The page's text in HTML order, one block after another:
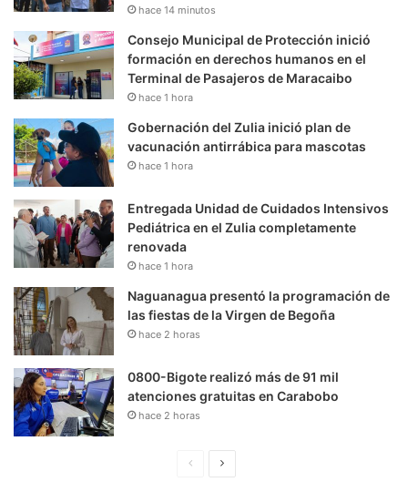
hace 14 minutos
Consejo Municipal de Protección inició
formación en derechos humanos en el
Terminal de Pasajeros de Maracaibo
hace 1 hora
Gobernación del Zulia inició plan de
vacunación antirrábica para mascotas
hace 1 hora
Entregada Unidad de Cuidados Intensivos
Pediátrica en el Zulia completamente
renovada
hace 1 hora
Naguanagua presentó la programación de
las fiestas de la Virgen de Begoña
hace 2 horas
0800-Bigote realizó más de 91 mil
atenciones gratuitas en Carabobo
hace 2 horas